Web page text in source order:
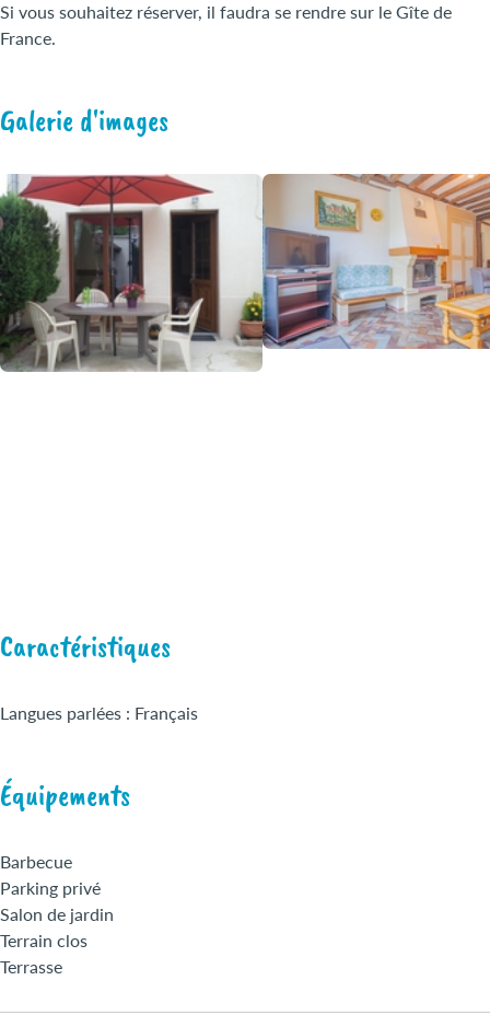
Si vous souhaitez réserver, il faudra se rendre sur le Gîte de
France.
Galerie d'images
Caractéristiques
Langues parlées : Français
Équipements
Barbecue
Parking privé
Salon de jardin
Terrain clos
Terrasse